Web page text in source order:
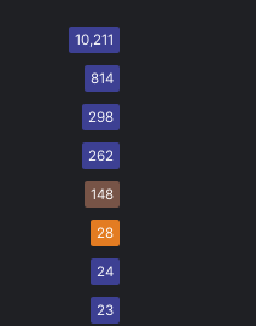
10,211
814
298
262
148
28
24
23